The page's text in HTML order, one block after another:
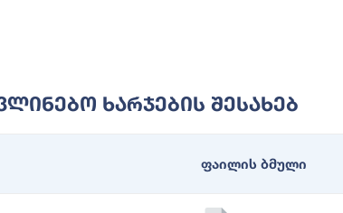
Ხარჯების Შესახებ
ფაილის ბმული